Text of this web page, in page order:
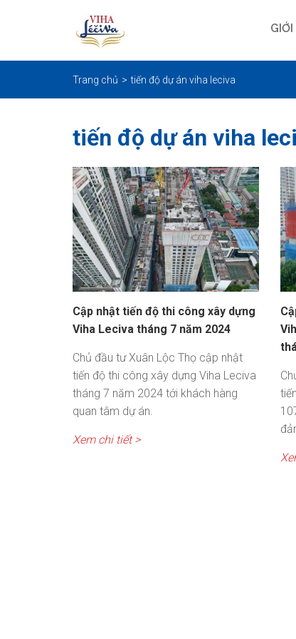
Trang chủ tiến độ dự án viha leciva
tiến độ dự án viha
Cập nhật tiến độ thi công xây dựng
Viha Leciva tháng 7 năm 2024
Chủ đầu tư Xuân Lộc Thọ cập nhật
tiến độ thi công xây dựng Viha Leciva
tháng 7 năm 2024 tới khách hàng
quan tâm dự án.
Xem chi tiết >